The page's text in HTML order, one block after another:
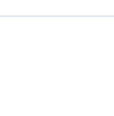
pflegen.